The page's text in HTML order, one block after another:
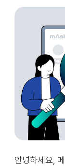
안녕하세요,